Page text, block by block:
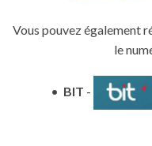
Vous pouvez également
le
• BIT -